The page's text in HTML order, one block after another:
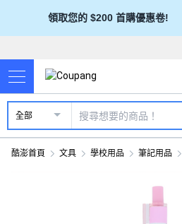
領取您的 $200 首購優惠卷!
全部
酷澎首頁 文具 學校用品 筆記用品